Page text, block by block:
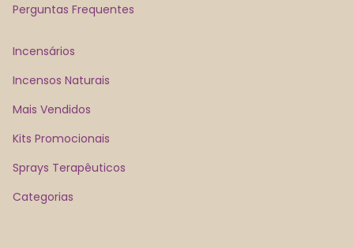
Perguntas Frequentes
Incensários
Incensos Naturais
Mais Vendidos
Kits Promocionais
Sprays Terapêuticos
Categorias